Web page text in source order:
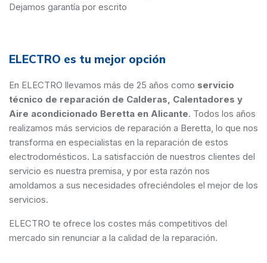
Dejamos garantía por escrito
ELECTRO es tu mejor opción
En ELECTRO llevamos más de 25 años como servicio
técnico de reparación de Calderas, Calentadores y
Aire acondicionado Beretta en Alicante. Todos los años
realizamos más servicios de reparación a Beretta, lo que nos
transforma en especialistas en la reparación de estos
electrodomésticos. La satisfacción de nuestros clientes del
servicio es nuestra premisa, y por esta razón nos
amoldamos a sus necesidades ofreciéndoles el mejor de los
servicios.
ELECTRO te ofrece los costes más competitivos del
mercado sin renunciar a la calidad de la reparación.